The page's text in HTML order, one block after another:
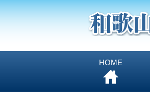
HOME